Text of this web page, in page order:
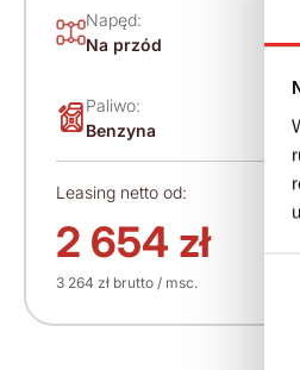
Napęd:
Na przód
Paliwo:
Benzyna
Leasing netto od:
2 654 zł
3 264 zł brutto / msc.